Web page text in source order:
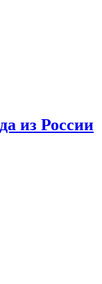
из России